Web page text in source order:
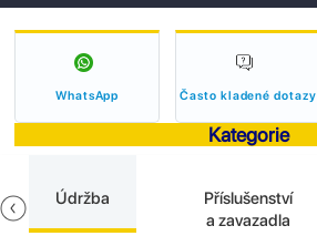
WhatsApp Často kladené dotazy
Kategorie
Údržba
Příslušenství
a zavazadla